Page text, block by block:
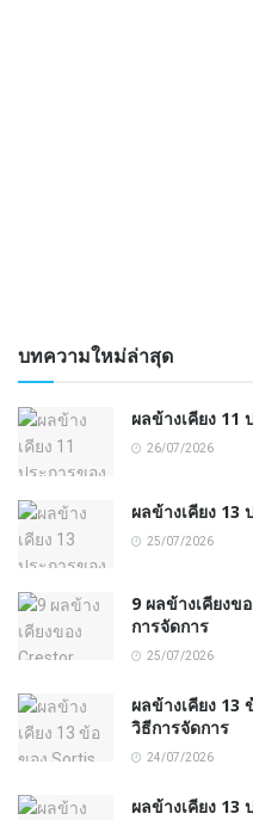
บทความใหม่ล่าสุด
ผลข้างเคียง 11
26/07/2026
ผลข้างเคียง
25/07/2026
9 ผลข้างเคียง
การจัดการ
25/07/2026
ผลข้างเคียง
วิธีการจัดการ
24/07/2026
ผลข้างเคียง 13